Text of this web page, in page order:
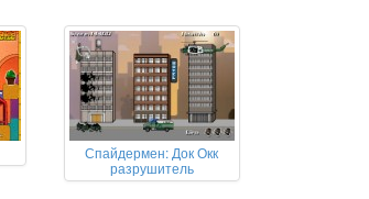
Спайдермен: Док Окк
разрушитель